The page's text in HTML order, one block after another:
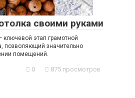
своими руками
ключевой этап грамотной
позволяющий значительно
помещений.
0 875 просмотров